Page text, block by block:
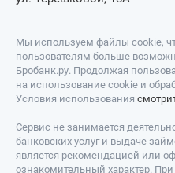
Мы используем файлы cookie,
пользователям больше
Бробанк.ру. Продолжая
на использование cookie и
Условия использования
Сервис не занимается
банковских услуг и выдаче
является рекомендацией или
ознакомительный характер.